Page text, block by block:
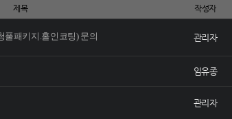
제목 작성자
풀패키지.홀인코팅) 문의 관리자
임유종
관리자